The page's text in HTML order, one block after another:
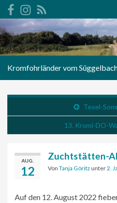
Kromfohrländer vom
Texel-
13. Kromi-DO-
AUG.
12
Zuchtstätten-
Von Tanja Göritz unter2.
Auf den 12. August 2022